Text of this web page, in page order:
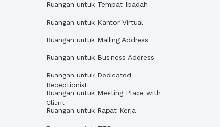
Ruangan untuk Tempat Ibadah
Ruangan untuk Kantor Virtual
Ruangan untuk Mailing Address
Ruangan untuk Business Address
Ruangan untuk Dedicated
Receptionist
Ruangan untuk Meeting Place with
Client
Ruangan untuk Rapat Kerja